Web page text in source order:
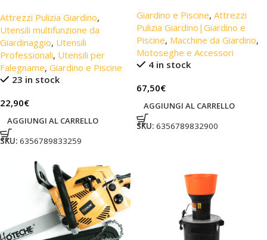
Attrezzi Pulizia Giardino,
Utensili multifunzione da
Giardinaggio, Utensili
Professionali, Utensili per
Falegname, Giardino e Piscine
23 in stock
22,90€
AGGIUNGI AL CARRELLO
SKU: 6356789833259
Giardino e Piscine, Attrezzi
Pulizia Giardino|Giardino e
Piscine, Macchine da Giardino,
Motoseghe e Accessori
4 in stock
67,50€
AGGIUNGI AL CARRELLO
SKU: 6356789832900